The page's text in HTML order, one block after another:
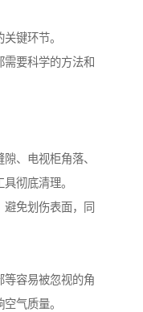
键环节。
要科学的方法和
、电视柜角落、
彻底清理。
免划伤表面，同
等容易被忽视的角
气质量。